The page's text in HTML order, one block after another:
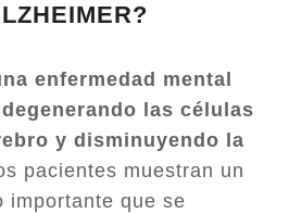
enfermedad mental
las células
y disminuyendo la
pacientes muestran un
importante que se